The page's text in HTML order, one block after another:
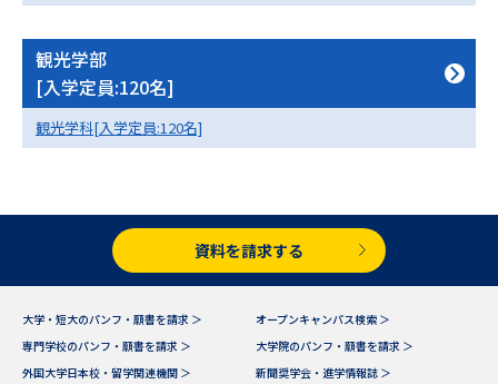
ユーザーサポート
Ｑ＆Ａ よくあるご質問
資料の料金の
お支払いについて
テレメール進学カタログ
観光学部
[入学定員:120名]
観光学科[入学定員:120名]
資料を請求する
大学・短大のパンフ・願書を請求 ＞
オープンキャンパス検索 ＞
専門学校のパンフ・願書を請求 ＞
大学院のパンフ・願書を請求 ＞
外国大学日本校・留学関連機関 ＞
新聞奨学会・進学情報誌 ＞